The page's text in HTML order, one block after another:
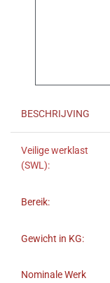
BESCHRIJVING
Veilige werklast
(SWL):
Bereik:
Gewicht in KG:
Nominale Werk